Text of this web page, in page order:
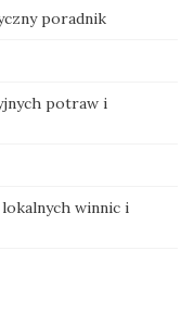
poradnik
potraw i
winnic i